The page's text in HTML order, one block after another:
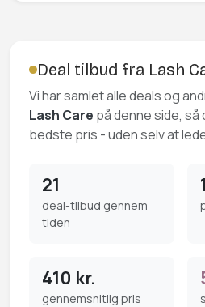
Deal tilbud fra Lash
Vi har samlet alle deals og
Lash Care på denne side, så
bedste pris - uden selv at
21
deal-tilbud gennem
tiden
410 kr.
gennemsnitlig pris